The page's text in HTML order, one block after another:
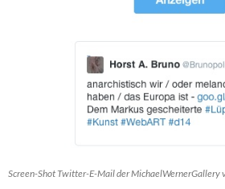
Screen-Shot Twitter-E-Mail der